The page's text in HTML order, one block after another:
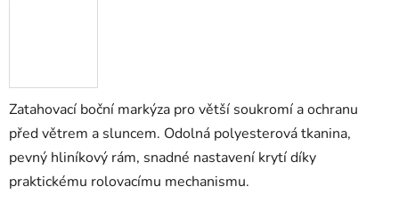
Zatahovací boční markýza pro větší soukromí a ochranu
před větrem a sluncem. Odolná polyesterová tkanina,
pevný hliníkový rám, snadné nastavení krytí díky
praktickému rolovacímu mechanismu.